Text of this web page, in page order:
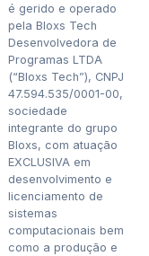
é gerido e operado
pela Bloxs Tech
Desenvolvedora de
Programas LTDA
(“Bloxs Tech”), CNPJ
47.594.535/0001-00,
sociedade
integrante do grupo
Bloxs, com atuação
EXCLUSIVA em
desenvolvimento e
licenciamento de
sistemas
computacionais bem
como a produção e